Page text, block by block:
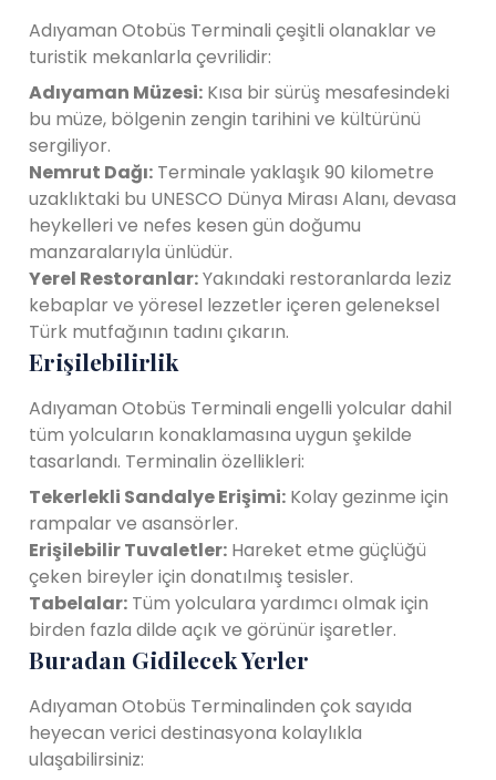
Adıyaman Otobüs Terminali çeşitli olanaklar ve
turistik mekanlarla çevrilidir:
Adıyaman Müzesi: Kısa bir sürüş mesafesindeki
bu müze, bölgenin zengin tarihini ve kültürünü
sergiliyor.
Nemrut Dağı: Terminale yaklaşık 90 kilometre
uzaklıktaki bu UNESCO Dünya Mirası Alanı, devasa
heykelleri ve nefes kesen gün doğumu
manzaralarıyla ünlüdür.
Yerel Restoranlar:Yakındaki restoranlarda leziz
kebaplar ve yöresel lezzetler içeren geleneksel
Türk mutfağının tadını çıkarın.
Erişilebilirlik
Adıyaman Otobüs Terminali engelli yolcular dahil
tüm yolcuların konaklamasına uygun şekilde
tasarlandı. Terminalin özellikleri:
Tekerlekli Sandalye Erişimi: Kolay gezinme için
rampalar ve asansörler.
Erişilebilir Tuvaletler: Hareket etme güçlüğü
çeken bireyler için donatılmış tesisler.
Tabelalar: Tüm yolculara yardımcı olmak için
birden fazla dilde açık ve görünür işaretler.
Buradan Gidilecek Yerler
Adıyaman Otobüs Terminalinden çok sayıda
heyecan verici destinasyona kolaylıkla
ulaşabilirsiniz: